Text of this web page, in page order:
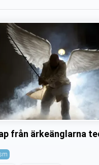
från ärkeänglarna